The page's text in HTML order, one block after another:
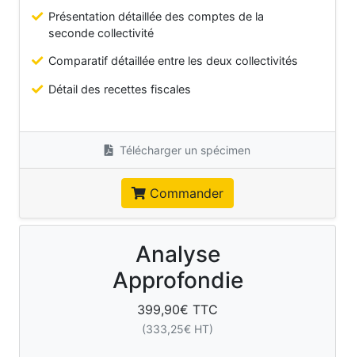
Présentation détaillée des comptes de la
seconde collectivité
Comparatif détaillée entre les deux collectivités
Détail des recettes fiscales
Télécharger un spécimen
Commander
Analyse
Approfondie
399,90€ TTC
(333,25€ HT)